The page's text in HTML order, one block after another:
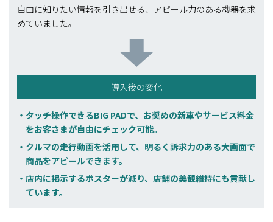
自由に知りたい情報を引き出せる、アピール力のある機器を求
めていました。
導入後の変化
タッチ操作できるBIG PADで、お奨めの新車やサービス料金
をお客さまが自由にチェック可能。
クルマの走行動画を活用して、明るく訴求力のある大画面で
商品をアピールできます。
店内に掲示するポスターが減り、店舗の美観維持にも貢献し
ています。